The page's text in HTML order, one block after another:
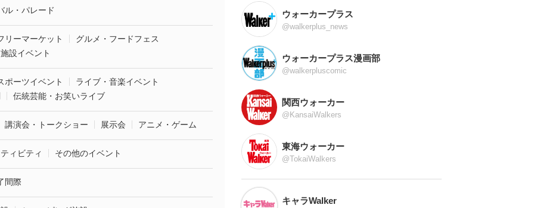
ル・パレード
リーマーケット
グルメ・フードフェス
設イベント
ポーツイベント
ライブ・音楽イベント
伝統芸能・お笑いライブ
講演会・トークショー 展示会 アニメ・ゲーム
ィビティ その他のイベント
間際
ウォーカープラス
@walkerplus_news
ウォーカープラス漫画部
@walkerpluscomic
関西ウォーカー
@KansaiWalkers
東海ウォーカー
@TokaiWalkers
キャラWalker